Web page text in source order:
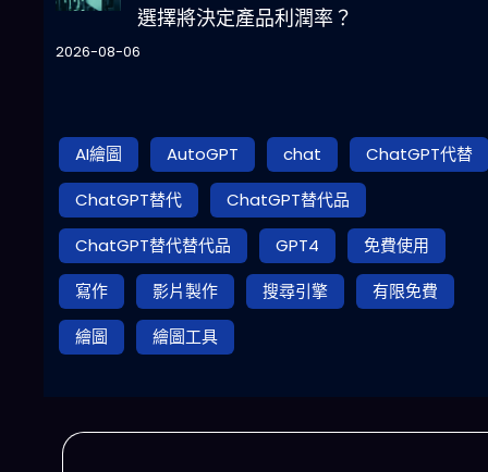
選擇將決定產品利潤率？
2026-08-06
AI繪圖 AutoGPT chat
ChatGPT代替
ChatGPT替代
ChatGPT替代品
ChatGPT替代替代品
GPT4
免費使用
寫作
影片製作 搜尋引擎
有限免費
繪圖
繪圖工具